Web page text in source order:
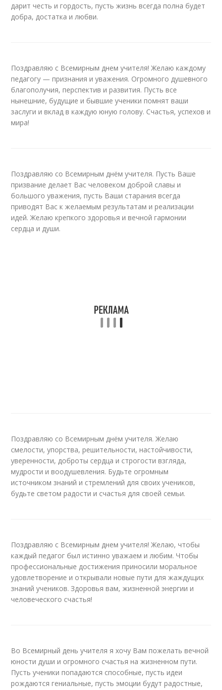
дарит честь и гордость, пусть жизнь всегда полна будет
добра, достатка и любви.
Поздравляю с Всемирным днем учителя! Желаю каждому
педагогу — признания и уважения. Огромного душевного
благополучия, перспектив и развития. Пусть все
нынешние, будущие и бывшие ученики помнят ваши
заслуги и вклад в каждую юную голову. Счастья, успехов и
мира!
Поздравляю со Всемирным днём учителя. Пусть Ваше
призвание делает Вас человеком доброй славы и
большого уважения, пусть Ваши старания всегда
приводят Вас к желаемым результатам и реализации
идей. Желаю крепкого здоровья и вечной гармонии
сердца и души.
Поздравляю со Всемирным днём учителя. Желаю
смелости, упорства, решительности, настойчивости,
уверенности, доброты сердца и строгости взгляда,
мудрости и воодушевления. Будьте огромным
источником знаний и стремлений для своих учеников,
будьте светом радости и счастья для своей семьи.
Поздравляю с Всемирным днем учителя! Желаю, чтобы
каждый педагог был истинно уважаем и любим. Чтобы
профессиональные достижения приносили моральное
удовлетворение и открывали новые пути для жаждущих
знаний учеников. Здоровья вам, жизненной энергии и
человеческого счастья!
Во Всемирный день учителя я хочу Вам пожелать вечной
юности души и огромного счастья на жизненном пути.
Пусть ученики попадаются способные, пусть идеи
рождаются гениальные, пусть эмоции будут радостные,